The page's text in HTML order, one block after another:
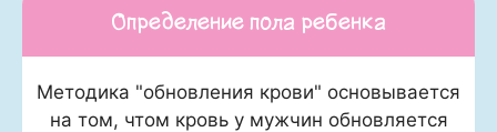
Определение пола ребенка
Методика "обновления крови" основывается
на том, чтом кровь у мужчин обновляется